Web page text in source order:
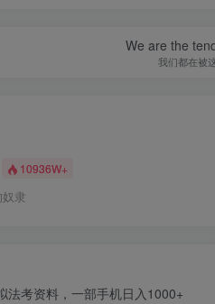
We are the
我们都在被
10936W+
隶
法考资料，一部手机日入1000+